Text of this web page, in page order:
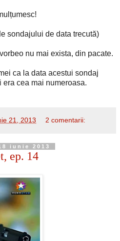
sondajului de data trecută)
nu mai exista, din pacate.
ca la data acestui sondaj
era cea mai numeroasa.
21, 2013 2 comentarii:
iunie 2013
ep. 14